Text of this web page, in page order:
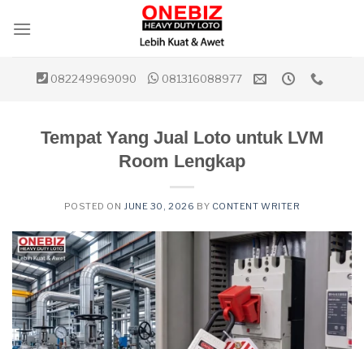
082249969090 081316088977
Tempat Yang Jual Loto untuk LVM
Room Lengkap
POSTED ON JUNE 30, 2026 BY CONTENT WRITER